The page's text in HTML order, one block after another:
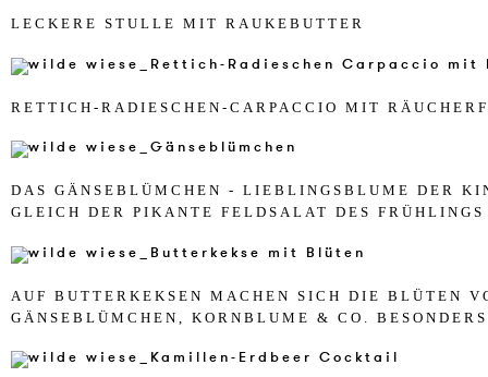
LE­CKE­RE STUL­LE MIT RAUKE­BUT­TER
RET­TICH-RA­DIESCHEN-CAR­PAC­CIO MIT
DAS GÄNSEBLÜMCHEN - LIEBL­INGSBL­U­ME DER
GLEICH DER PI­KAN­TE FELD­SALAT DES FRÜHLINGS
AUF BUT­TER­KEK­SEN MA­CHEN SICH DIE BLÜTEN
GÄNSEBLÜMCHEN, KORNBL­U­ME & CO.